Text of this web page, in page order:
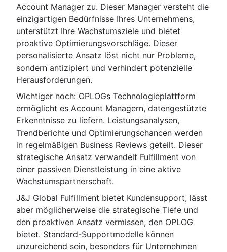
Account Manager zu. Dieser Manager versteht die
einzigartigen Bedürfnisse Ihres Unternehmens,
unterstützt Ihre Wachstumsziele und bietet
proaktive Optimierungsvorschläge. Dieser
personalisierte Ansatz löst nicht nur Probleme,
sondern antizipiert und verhindert potenzielle
Herausforderungen.
Wichtiger noch: OPLOGs Technologieplattform
ermöglicht es Account Managern, datengestützte
Erkenntnisse zu liefern. Leistungsanalysen,
Trendberichte und Optimierungschancen werden
in regelmäßigen Business Reviews geteilt. Dieser
strategische Ansatz verwandelt Fulfillment von
einer passiven Dienstleistung in eine aktive
Wachstumspartnerschaft.
J&J Global Fulfillment bietet Kundensupport, lässt
aber möglicherweise die strategische Tiefe und
den proaktiven Ansatz vermissen, den OPLOG
bietet. Standard-Supportmodelle können
unzureichend sein, besonders für Unternehmen